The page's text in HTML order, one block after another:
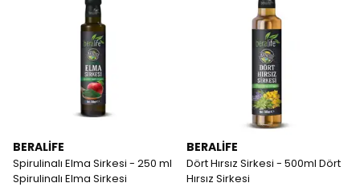
BERALİFE
Spirulinalı Elma Sirkesi - 250 ml
Spirulinalı Elma Sirkesi
BERALİFE
Dört Hırsız Sirkesi - 500ml Dört
Hırsız Sirkesi